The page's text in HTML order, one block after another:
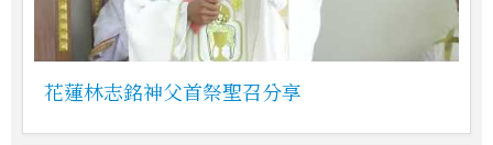
花蓮林志銘神父首祭聖召分享